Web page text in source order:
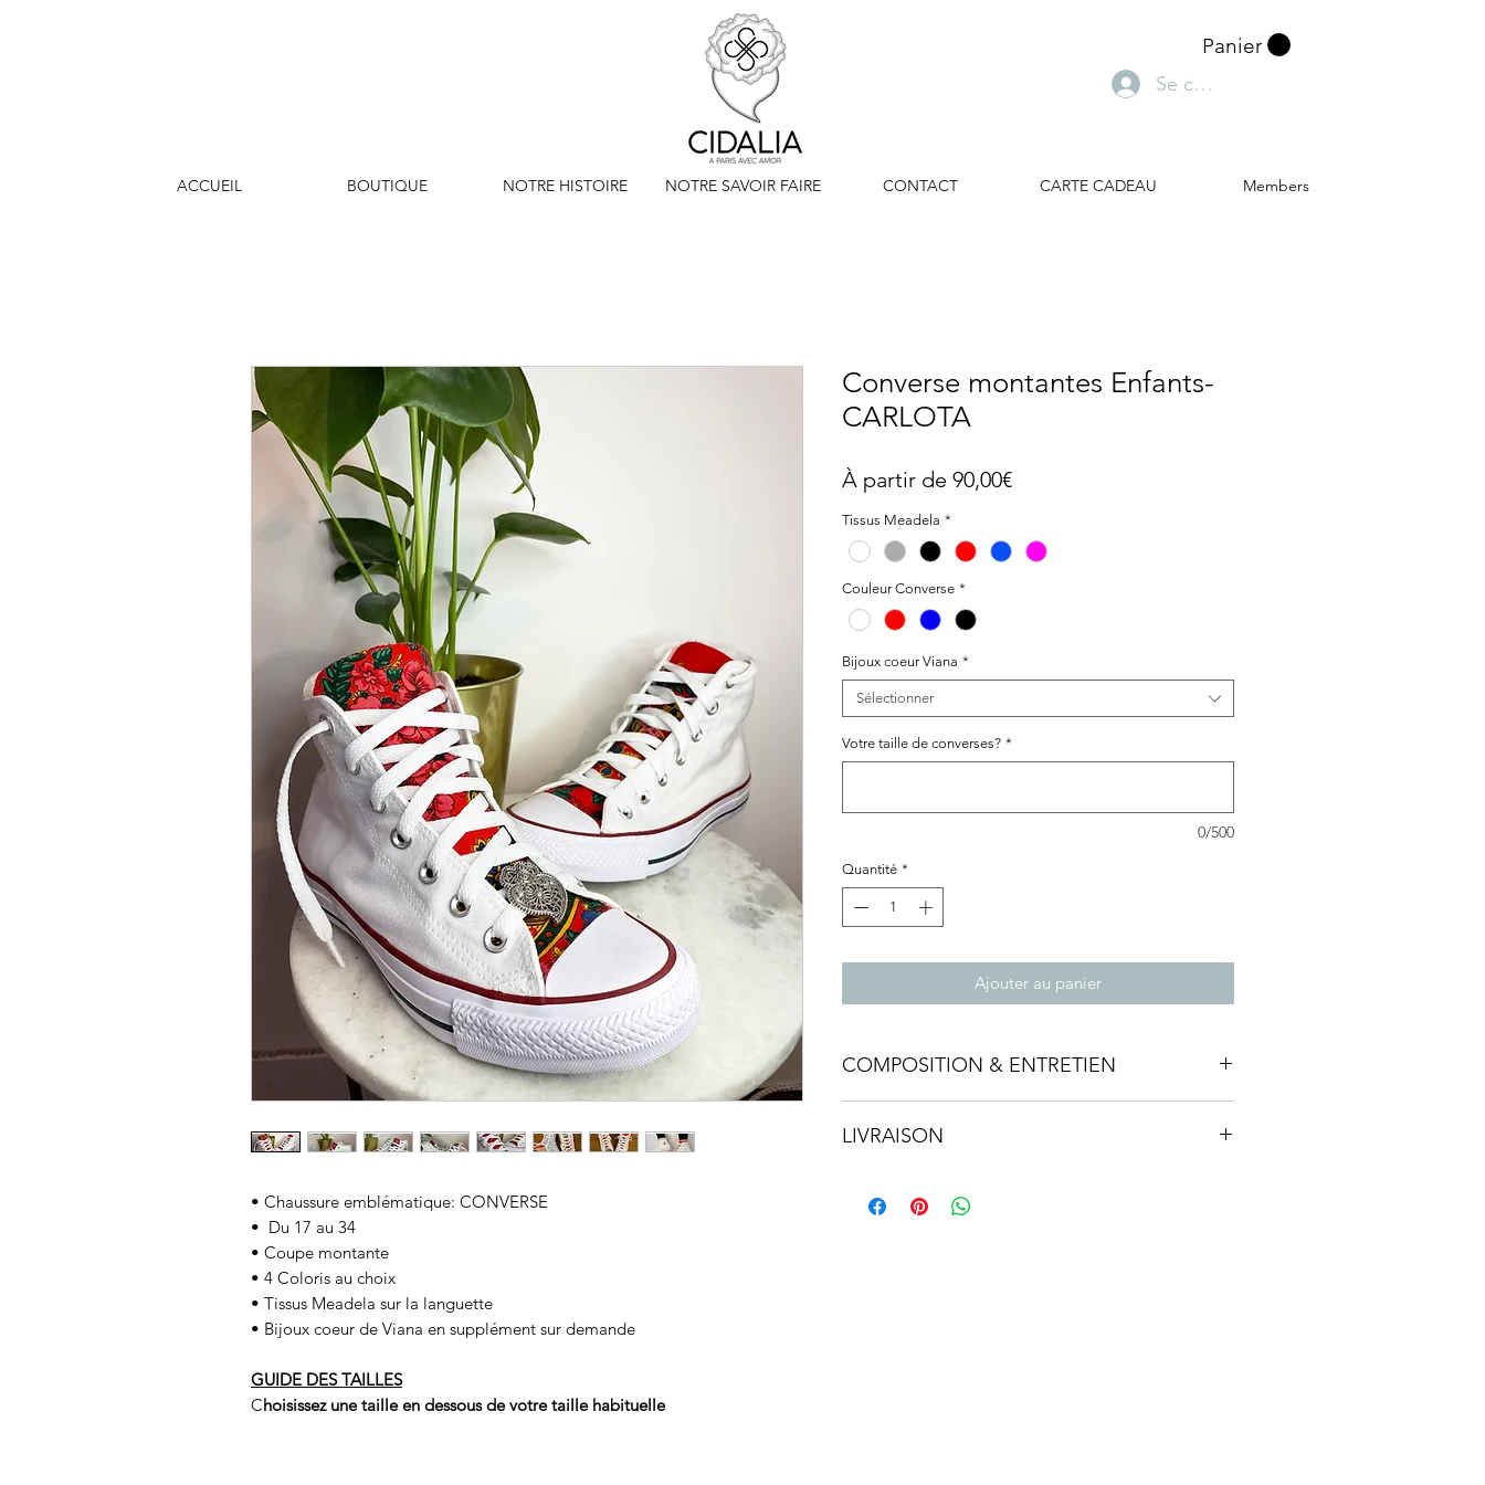
Panier
Se connecter
ACCUEIL BOUTIQUE NOTRE HISTOIRE NOTRE SAVOIR FAIRE CONTACT CARTE CADEAU Members
• Chaussure emblématique: CONVERSE
• Du 17 au 34
• Coupe montante
• 4 Coloris au choix
• Tissus Meadela sur la languette
• Bijoux coeur de Viana en supplément sur demande
GUIDE DES TAILLES
Choisissez une taille en dessous de votre taille habituelle
Converse montantes Enfants-
CARLOTA
À partir de 90,00€Prix
Tissus Meadela *
Couleur Converse *
Bijoux coeur Viana *
Sélectionner
Votre taille de converses? *
0/500
Quantité *
Ajouter au panier
COMPOSITION & ENTRETIEN
• Lavable à 30° en machine
LIVRAISON